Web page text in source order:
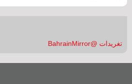
تغريدات @BahrainMirror